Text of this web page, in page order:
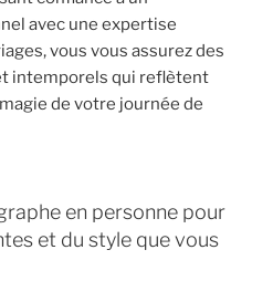
avec une expertise
vous vous assurez des
intemporels qui reflètent
de votre journée de
en personne pour
et du style que vous